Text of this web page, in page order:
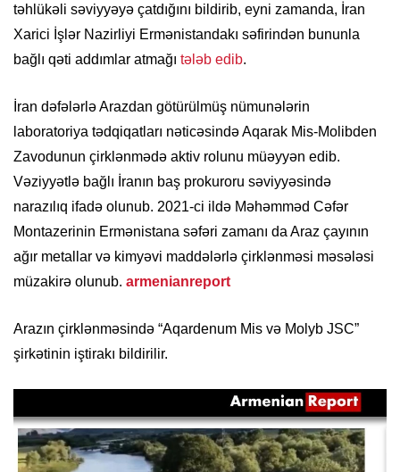
təhlükəli səviyyəyə çatdığını bildirib, eyni zamanda, İran
Xarici İşlər Nazirliyi Ermənistandakı səfirindən bununla
bağlı qəti addımlar atmağı tələb edib.
İran dəfələrlə Arazdan götürülmüş nümunələrin
laboratoriya tədqiqatları nəticəsində Aqarak Mis-Molibden
Zavodunun çirklənmədə aktiv rolunu müəyyən edib.
Vəziyyətlə bağlı İranın baş prokuroru səviyyəsində
narazılıq ifadə olunub. 2021-ci ildə Məhəmməd Cəfər
Montazerinin Ermənistana səfəri zamanı da Araz çayının
ağır metallar və kimyəvi maddələrlə çirklənməsi məsələsi
müzakirə olunub. armenianreport
Arazın çirklənməsində “Aqardenum Mis və Molyb JSC”
şirkətinin iştirakı bildirilir.